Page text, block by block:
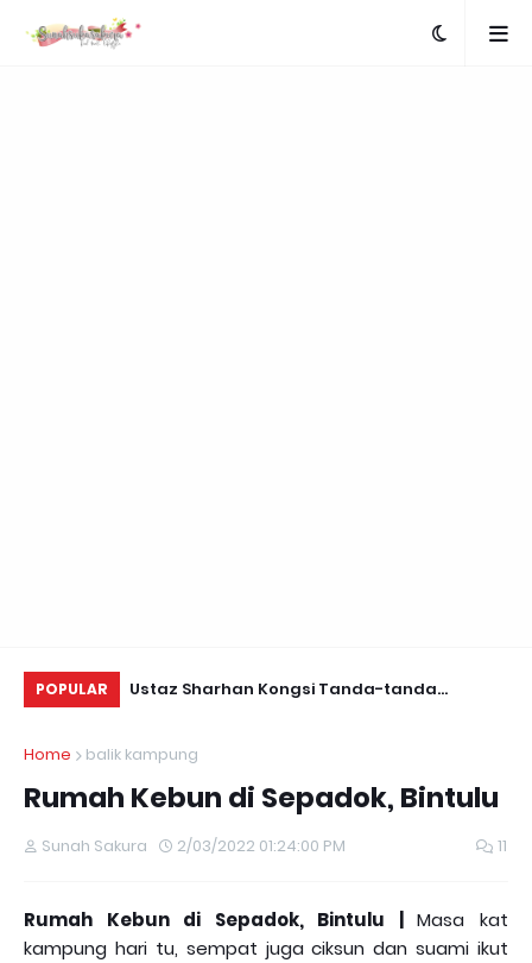
POPULAR
Retreats,
Ustaz Sharhan Kongsi Tanda-tanda
Home
balik kampung
Rumah Kebun di Sepadok, Bintulu
Sunah Sakura 2/03/2022 01:24:00 PM 11
Rumah Kebun di Sepadok, Bintulu |Masa kat
kampung hari tu, sempat juga ciksun dan suami ikut